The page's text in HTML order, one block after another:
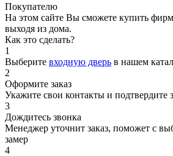
Покупателю
На этом сайте Вы сможете купить
выходя из дома.
Как это сделать?
1
Выберите входную дверь в нашем
2
Оформите заказ
Укажите свои контакты и подтвердите
3
Дождитесь звонка
Менеджер уточнит заказ, поможет с
замер
4